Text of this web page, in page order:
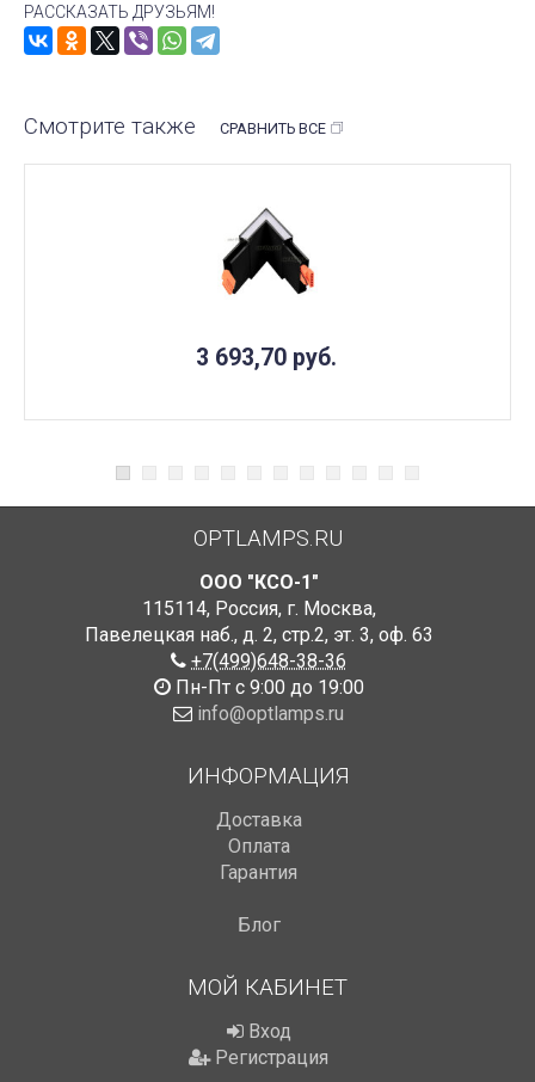
РАССКАЗАТЬ ДРУЗЬЯМ!
Смотрите также СРАВНИТЬ ВСЕ
3 693,70 руб.
OPTLAMPS.RU
ООО "КСО-1"
115114, Россия, г. Москва,
Павелецкая наб., д. 2, стр.2, эт. 3, оф. 63
+7(499)648-38-36
Пн-Пт с 9:00 до 19:00
info@optlamps.ru
ИНФОРМАЦИЯ
Доставка
Оплата
Гарантия
Блог
МОЙ КАБИНЕТ
Вход
Регистрация